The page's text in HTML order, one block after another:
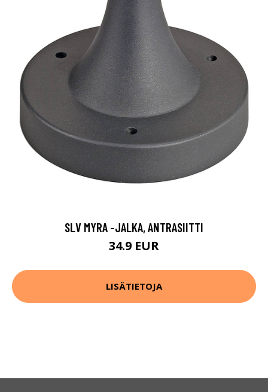
SLV MYRA -JALKA, ANTRASIITTI
34.9 EUR
LISÄTIETOJA